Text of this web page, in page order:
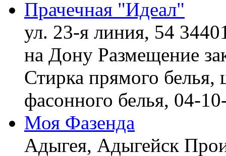
Прачечная "Идеал"
ул. 23-я линия, 54
на Дону Размещение
Стирка прямого
фасонного белья, 04-
Моя Фазенда
Адыгея, Адыгейск